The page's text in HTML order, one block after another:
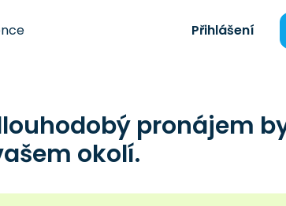
Přihlášení
pronájem
okolí.